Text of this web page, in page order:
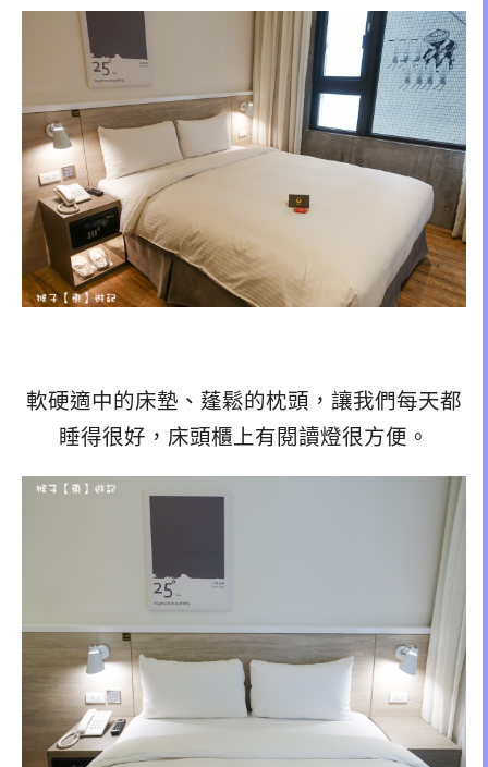
軟硬適中的床墊、蓬鬆的枕頭，讓我們每天都
睡得很好，床頭櫃上有閱讀燈很方便。